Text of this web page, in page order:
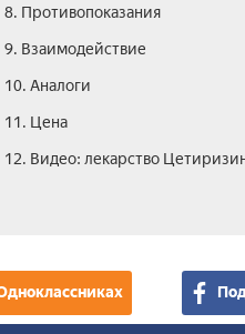
8. Противопоказания
9. Взаимодействие
10. Аналоги
11. Цена
12. Видео: лекарство